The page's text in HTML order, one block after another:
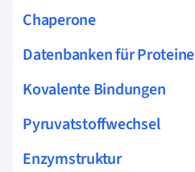
Chaperone
Datenbanken für Proteine
Kovalente Bindungen
Pyruvatstoffwechsel
Enzymstruktur